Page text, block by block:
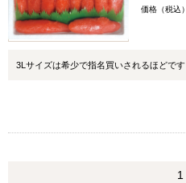
価格（税込）
3Lサイズは希少で指名買いされるほどです
1